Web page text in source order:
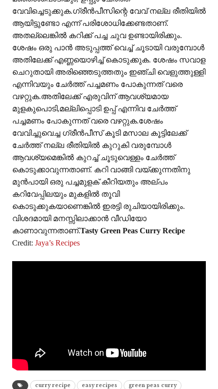
വേവിച്ചെടുക്കുക.ഗ്രീൻപീസിന്റെ വേവ് നല്ല രീതിയിൽ
ആയിട്ടുണ്ടോ എന്ന് പരിശോധിക്കേണ്ടതാണ്.
അതല്ലെങ്കിൽ കറിക്ക് പച്ച ചുവ ഉണ്ടായിരിക്കും.
ശേഷം ഒരു പാൻ അടുപ്പത്ത് വെച്ച് ചൂടായി വരുമ്പോൾ
അതിലേക്ക് എണ്ണയൊഴിച്ച് കൊടുക്കുക. ശേഷം സവാള
ചെറുതായി അരിഞ്ഞെടുത്തതും ഇഞ്ചി വെളുത്തുള്ളി
എന്നിവയും ചേർത്ത് പച്ചമണം പോകുന്നത് വരെ
വഴറ്റുക.അതിലേക്ക് എരുവിന് ആവശ്യമായ
മുളകുപൊടി,മല്ലിപ്പൊടി ഉപ്പ് എന്നിവ ചേർത്ത്
പച്ചമണം പോകുന്നത് വരെ വഴറ്റുക.ശേഷം
വേവിച്ചുവെച്ച ഗ്രീൻപീസ് കൂടി മസാല കൂട്ടിലേക്ക്
ചേർത്ത് നല്ല രീതിയിൽ കുറുകി വരുമ്പോൾ
ആവശ്യമെങ്കിൽ കുറച്ച് ചൂടുവെള്ളം ചേർത്ത്
കൊടുക്കാവുന്നതാണ്. കറി വാങ്ങി വയ്ക്കുന്നതിനു
മുൻപായി ഒരു പച്ചമുളക് കീറിയതും അല്പം
കറിവേപ്പിലയും മുകളിൽ തൂവി
കൊടുക്കുകയാണെങ്കിൽ ഇരട്ടി രുചിയായിരിക്കും.
വിശദമായി മനസ്സിലാക്കാൻ വീഡിയോ
കാണാവുന്നതാണ്.Tasty Green Peas Curry Recipe
Credit: Jaya’s Recipes
curry recipe easy recipes green peas curry